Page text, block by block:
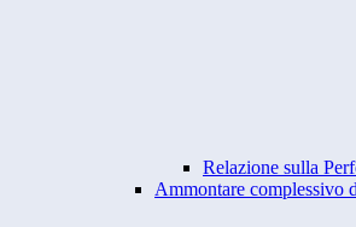
Relazione sulla
Ammontare complessivo